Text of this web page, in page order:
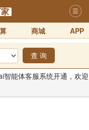
商城 APP
查 询
智能体客服系统开通，欢迎
新程序及感觉！！